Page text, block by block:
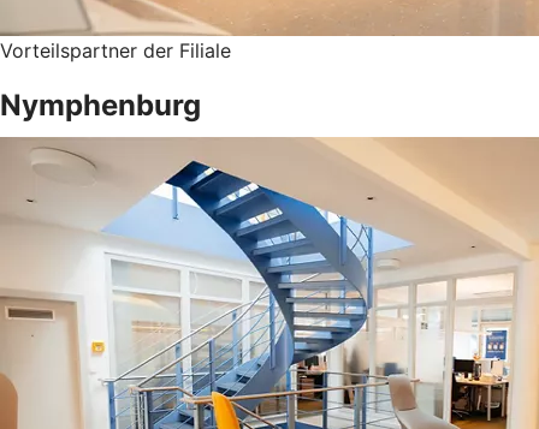
Vorteilspartner der Filiale
Nymphenburg